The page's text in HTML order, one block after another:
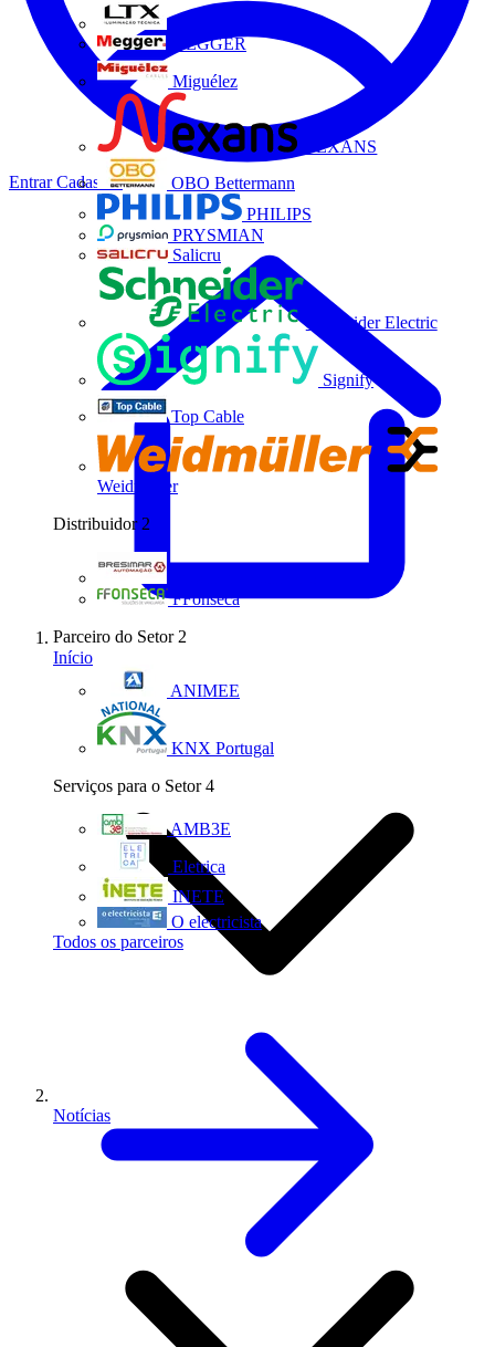
MEGGER
Miguélez
NEXANS
OBO Bettermann
PHILIPS
PRYSMIAN
Salicru
Schneider Electric
Signify
Top Cable
Weidmüller
Distribuidor 2
FFonseca
Parceiro do Setor 2
ANIMEE
KNX Portugal
Serviços para o Setor 4
AMB3E
Eletrica
INETE
O electricista
Todos os parceiros
EntrarCadastrar
Início
Notícias